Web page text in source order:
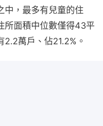
中，最多有兒童的住
所面積中位數僅得43平
萬戶、佔21.2%。